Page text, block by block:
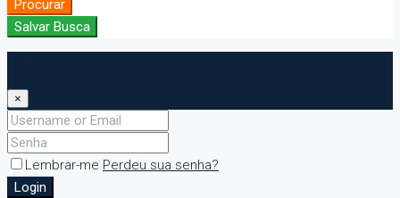
Procurar
Salvar Busca
×
Lembrar-me Perdeu sua senha?
Login